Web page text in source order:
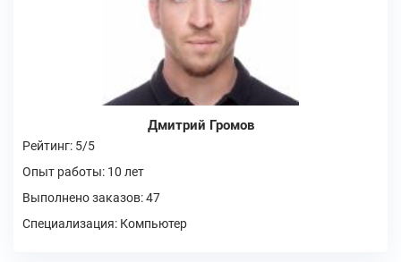
Дмитрий Громов
Рейтинг: 5/5
Опыт работы: 10 лет
Выполнено заказов: 47
Специализация: Компьютер